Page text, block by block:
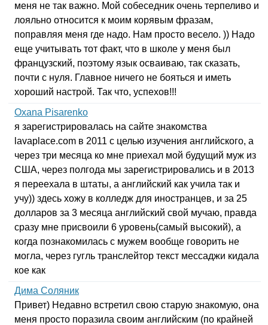
меня не так важно. Мой собеседник очень терпеливо и
лояльно относится к моим корявым фразам,
поправляя меня где надо. Нам просто весело. )) Надо
еще учитывать тот факт, что в школе у меня был
французский, поэтому язык осваиваю, так сказать,
почти с нуля. Главное ничего не бояться и иметь
хороший настрой. Так что, успехов!!!
Oxana Pisarenko
я зарегистрировалась на сайте знакомства
lavaplace.com в 2011 с целью изучения английского, а
через три месяца ко мне приехал мой будущий муж из
США, через полгода мы зарегистрировались и в 2013
я переехала в штаты, а английский как учила так и
учу)) здесь хожу в колледж для иностранцев, и за 25
долларов за 3 месяца английский свой мучаю, правда
сразу мне присвоили 6 уровень(самый высокий), а
когда познакомилась с мужем вообще говорить не
могла, через гугль транслейтор текст мессаджи кидала
кое как
Дима Соляник
Привет) Недавно встретил свою старую знакомую, она
меня просто поразила своим английским (по крайней